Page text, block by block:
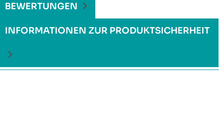
BEWERTUNGEN
INFORMATIONEN ZUR PRODUKTSICHERHEIT